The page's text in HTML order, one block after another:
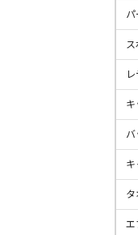
パ
バ
キ
タ
エ